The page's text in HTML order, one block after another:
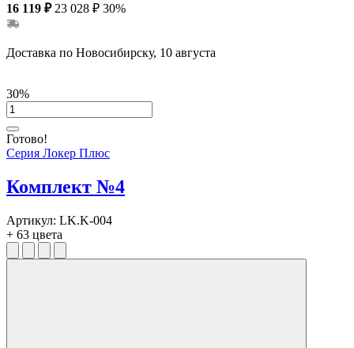
Дуб Табак/Оранжевый
16 119 ₽ 23 028 ₽ 30%
Доставка по Новосибирску, 10 августа
30%
Готово!
Серия Локер Плюс
Комплект №4
Артикул: LK.K-004
+ 63 цвета